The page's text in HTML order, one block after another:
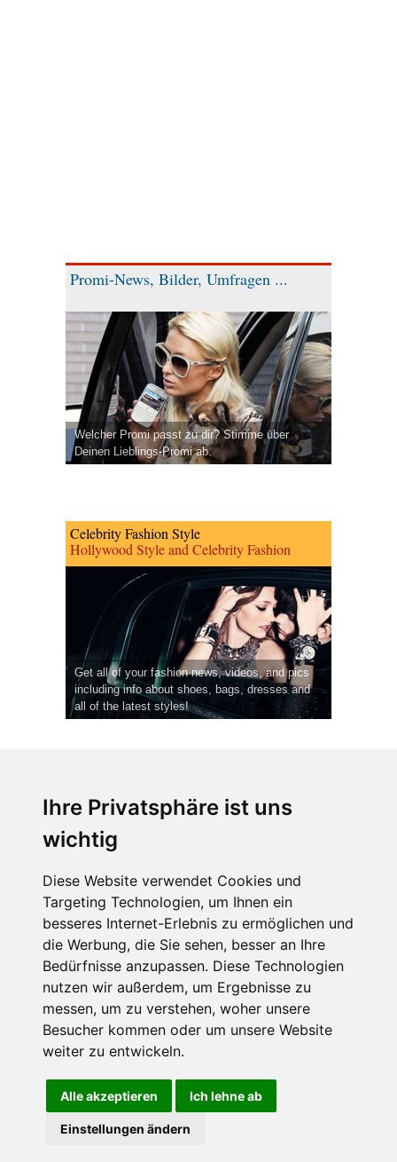
Ihre Privatsphäre ist uns
wichtig
Diese Website verwendet Cookies und
Targeting Technologien, um Ihnen ein
besseres Internet-Erlebnis zu ermöglichen und
die Werbung, die Sie sehen, besser an Ihre
Bedürfnisse anzupassen. Diese Technologien
nutzen wir außerdem, um Ergebnisse zu
messen, um zu verstehen, woher unsere
Besucher kommen oder um unsere Website
weiter zu entwickeln.
Alle akzeptieren Ich lehne ab
Einstellungen ändern
Promi-News, Bilder, Umfragen ...
Welcher Promi passt zu dir? Stimme über
Deinen Lieblings-Promi ab.
Celebrity Fashion Style
Hollywood Style and Celebrity Fashion
Get all of your fashion news, videos, and pics
including info about shoes, bags, dresses and
all of the latest styles!
CPost.org © 2013-2023 The Celebrity Post.
Terms of Use | Privacy|Cookies Policy( Einstellungen ändern )
About Us
Advertising
Contact Us
YouTube